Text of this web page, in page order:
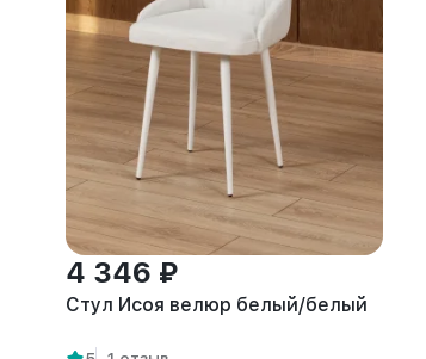
4 346 ₽
Стул Исоя велюр белый/белый